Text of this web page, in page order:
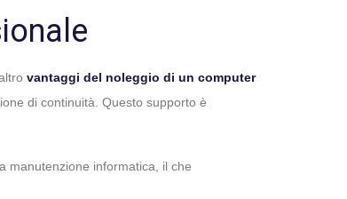
vantaggi del noleggio di un computer
di continuità. Questo supporto è
manutenzione informatica, il che